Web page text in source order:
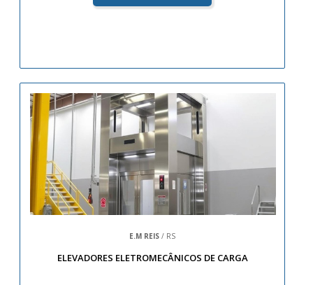
E.M REIS / RS
ELEVADORES ELETROMECÂNICOS DE CARGA